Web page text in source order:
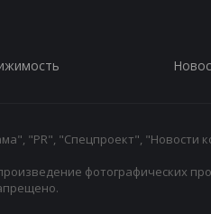
"PR", "Спецпроект", "Новости
фотографических